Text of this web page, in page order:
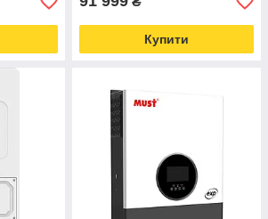
Купити